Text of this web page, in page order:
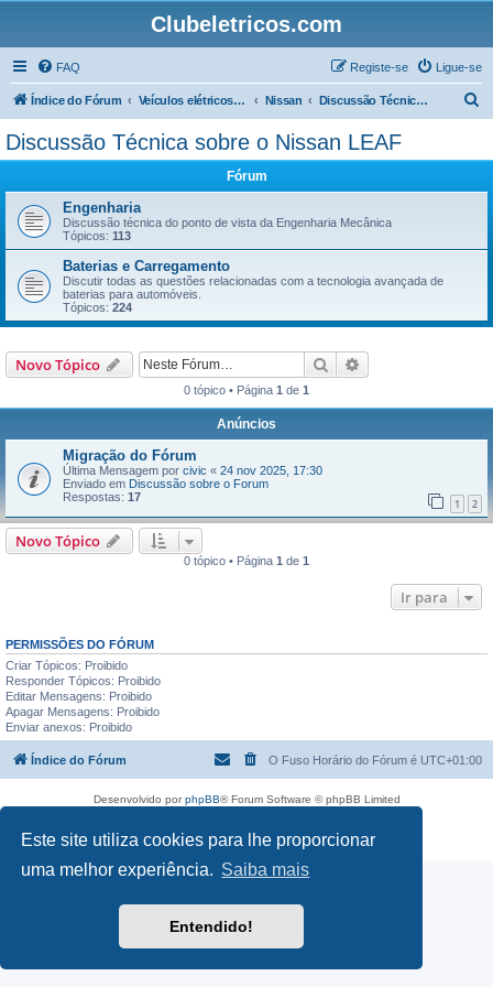
Este site utiliza cookies para lhe proporcionar
uma melhor experiência. Saiba mais
Entendido!
Clubeletricos.com
FAQ Ligue-se
Registe-se
Índice do Fórum Veículos elétricos e híbridos plug-in Nissan Discussão Técnica sobre o Nissan LEAF
Discussão Técnica sobre o Nissan LEAF
Fórum
Engenharia
Discussão técnica do ponto de vista da Engenharia Mecânica
Tópicos: 113
Baterias e Carregamento
Discutir todas as questões relacionadas com a tecnologia avançada de
baterias para automóveis.
Tópicos: 224
Novo Tópico Pesquisar
0 tópico • Página 1 de 1
Anúncios
Migração do Fórum
Última Mensagem por civic « 24 nov 2025, 17:30
Enviado em Discussão sobre o Forum
Respostas: 17 1 2
Novo Tópico
0 tópico • Página 1 de 1
Ir para
PERMISSÕES DO FÓRUM
Criar Tópicos: Proibido
Responder Tópicos: Proibido
Editar Mensagens: Proibido
Apagar Mensagens: Proibido
Enviar anexos: Proibido
Índice do Fórum O Fuso Horário do Fórum é UTC+01:00
Desenvolvido porphpBB® Forum Software © phpBB Limited
Privacidade |Termos